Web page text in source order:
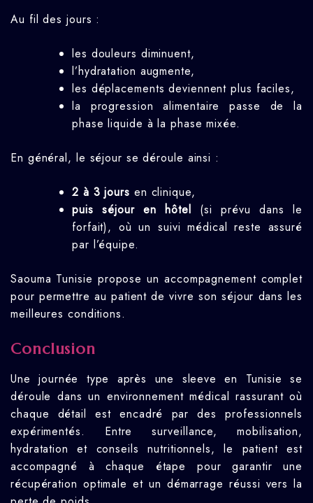
Au fil des jours :
les douleurs diminuent,
l’hydratation augmente,
les déplacements deviennent plus faciles,
la progression alimentaire passe de la
phase liquide à la phase mixée.
En général, le séjour se déroule ainsi :
2 à 3 jours en clinique,
puis séjour en hôtel (si prévu dans le
forfait), où un suivi médical reste assuré
par l’équipe.
Saouma Tunisie propose un accompagnement complet
pour permettre au patient de vivre son séjour dans les
meilleures conditions.
Conclusion
Une journée type après une sleeve en Tunisie se
déroule dans un environnement médical rassurant où
chaque détail est encadré par des professionnels
expérimentés. Entre surveillance, mobilisation,
hydratation et conseils nutritionnels, le patient est
accompagné à chaque étape pour garantir une
récupération optimale et un démarrage réussi vers la